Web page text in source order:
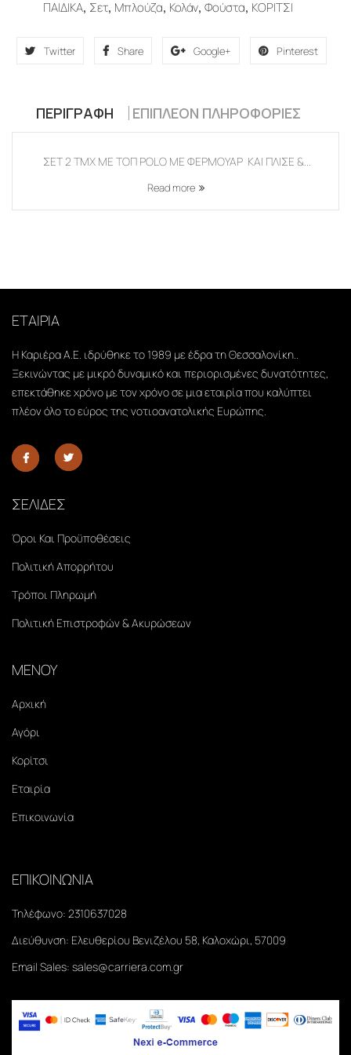
ΠΑΙΔΙΚΑ, Σετ, Μπλούζα, Κολάν, Φούστα, ΚΟΡΙΤΣΙ
Twitter Share Google+ Pinterest
ΠΕΡΙΓΡΑΦΉ ΕΠΙΠΛΈΟΝ ΠΛΗΡΟΦΟΡΊΕΣ
ΣΕΤ 2 TMX ΜΕ ΤΟΠ POLO ΜΕ ΦΕΡΜΟΥΑΡ ΚΑΙ ΠΛΙΣΕ &...
Read more
ΕΤΑΙΡΙΑ
Η Καριέρα Α.Ε. ιδρύθηκε το 1989 με έδρα τη Θεσσαλονίκη..
Ξεκινώντας με μικρό δυναμικό και περιορισμένες δυνατότητες,
επεκτάθηκε χρόνο με τον χρόνο σε μια εταιρία που καλύπτει
πλέον όλο το εύρος της νοτιοανατολικής Ευρώπης.
ΣΕΛΙΔΕΣ
Όροι Και Προϋποθέσεις
Πολιτική Απορρήτου
Τρόποι Πληρωμή
Πολιτική Επιστροφών & Ακυρώσεων
ΜΕΝΟΥ
Αρχική
Αγόρι
Κορίτσι
Εταιρία
Επικοινωνία
ΕΠΙΚΟΙΝΩΝΙΑ
Τηλέφωνο: 2310637028
Διεύθυνση: Ελευθερίου Βενιζέλου 58, Καλοχώρι, 57009
Email Sales: sales@carriera.com.gr